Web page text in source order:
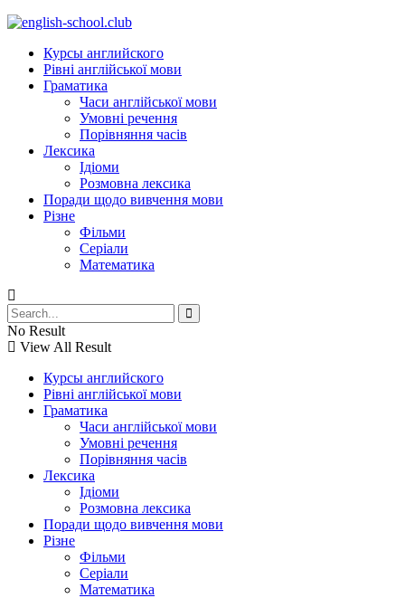
Курсы английского
Рівні англійської мови
Граматика
Часи англійської мови
Умовні речення
Порівняння часів
Лексика
Ідіоми
Розмовна лексика
Поради щодо вивчення мови
Різне
Фільми
Серіали
Математика
No Result
View All Result
Курсы английского
Рівні англійської мови
Граматика
Часи англійської мови
Умовні речення
Порівняння часів
Лексика
Ідіоми
Розмовна лексика
Поради щодо вивчення мови
Різне
Фільми
Серіали
Математика